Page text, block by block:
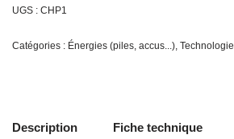
UGS : CHP1
Catégories : Énergies (piles, accus...), Technologie
Description Fiche technique